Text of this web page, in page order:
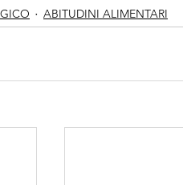
ABITUDINI ALIMENTARI